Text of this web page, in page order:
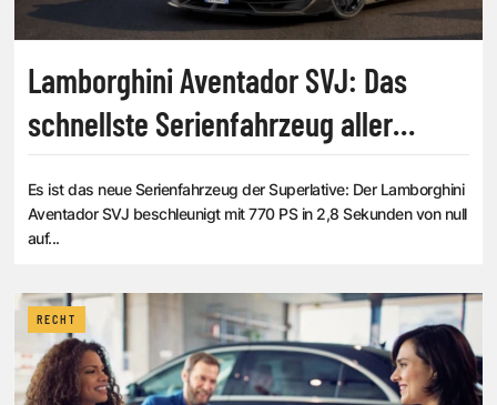
Lamborghini Aventador SVJ: Das
schnellste Serienfahrzeug aller
Es ist das neue Serienfahrzeug der Superlative: Der Lamborghini
Aventador SVJ beschleunigt mit 770 PS in 2,8 Sekunden von null
auf...
RECHT